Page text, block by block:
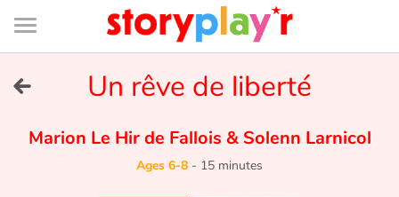
Connexion
Bibliothèque
de
page
Un rêve de liberté
Marion Le Hir de Fallois &Solenn Larnicol
Ages 6-8 - 15 minutes